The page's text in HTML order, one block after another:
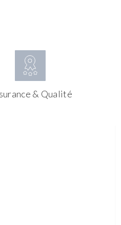
& Qualité